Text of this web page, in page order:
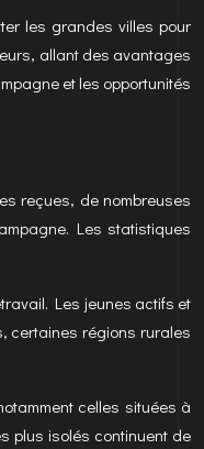
les grandes villes pour
allant des avantages
et les opportunités
reçues, de nombreuses
Les statistiques
Les jeunes actifs et
certaines régions rurales
celles situées à
plus isolés continuent de